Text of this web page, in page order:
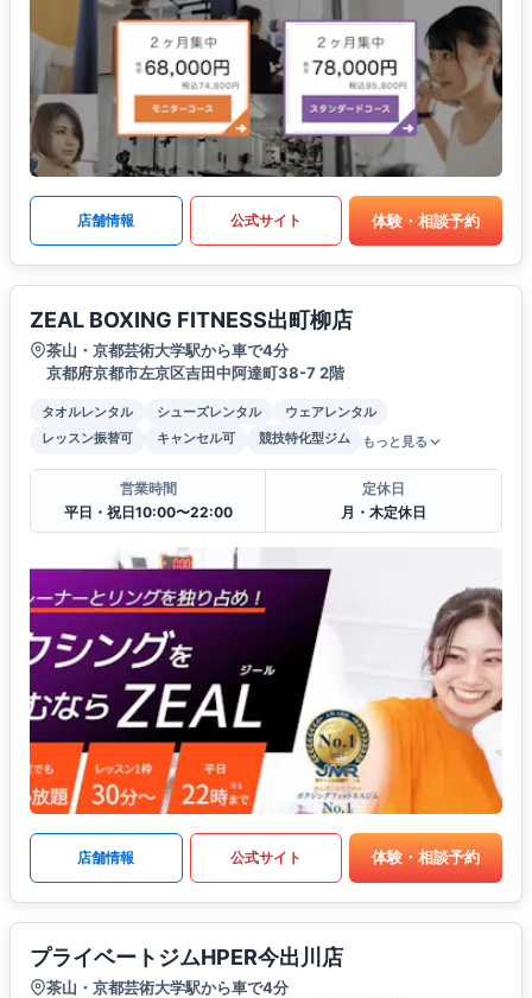
店舗情報 公式サイト 体験・相談予約
ZEAL BOXING FITNESS出町柳店
茶山・京都芸術大学駅から車で4分
京都府京都市左京区吉田中阿達町38-7 2階
タオルレンタル シューズレンタル
ウェアレンタル
レッスン振替可
キャンセル可 競技特化型ジム もっと見る
営業時間
平日・祝日10:00〜22:00
定休日
月・木定休日
店舗情報 公式サイト 体験・相談予約
プライベートジムHPER今出川店
茶山・京都芸術大学駅から車で4分